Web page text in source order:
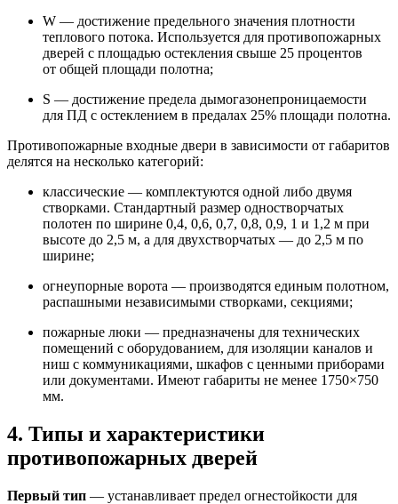
W — достижение предельного значения плотности
теплового потока. Используется для противопожарных
дверей с площадью остекления свыше 25 процентов
от общей площади полотна;
S — достижение предела дымогазонепроницаемости
для ПД с остеклением в предалах 25% площади полотна.
Противопожарные входные двери в зависимости от габаритов
делятся на несколько категорий:
классические — комплектуются одной либо двумя
створками. Стандартный размер одностворчатых
полотен по ширине 0,4, 0,6, 0,7, 0,8, 0,9, 1 и 1,2 м при
высоте до 2,5 м, а для двухстворчатых — до 2,5 м по
ширине;
огнеупорные ворота — производятся единым полотном,
распашными независимыми створками, секциями;
пожарные люки — предназначены для технических
помещений с оборудованием, для изоляции каналов и
ниш с коммуникациями, шкафов с ценными приборами
или документами. Имеют габариты не менее 1750×750
мм.
4. Типы и характеристики
противопожарных дверей
Первый тип — устанавливает предел огнестойкости для